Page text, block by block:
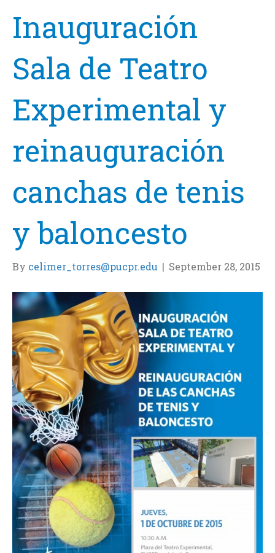
Inauguración
Sala de Teatro
Experimental y
reinauguración
canchas de tenis
y baloncesto
By celimer_torres@pucpr.edu | September 28, 2015